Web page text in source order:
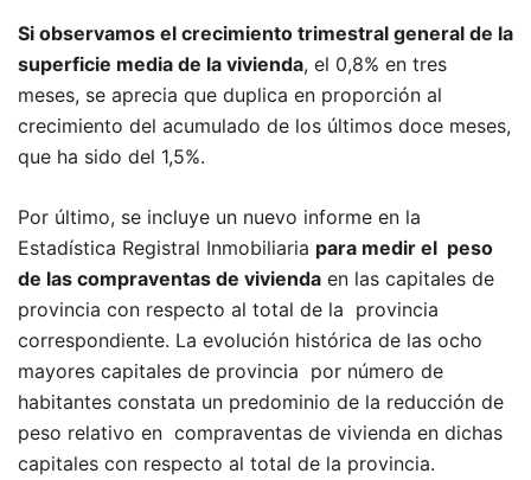
Si observamos el crecimiento trimestral general de la
superficie media de la vivienda, el 0,8% en tres
meses, se aprecia que duplica en proporción al
crecimiento del acumulado de los últimos doce meses,
que ha sido del 1,5%.
Por último, se incluye un nuevo informe en la
Estadística Registral Inmobiliaria para medir el peso
de las compraventas de vivienda en las capitales de
provincia con respecto al total de la provincia
correspondiente. La evolución histórica de las ocho
mayores capitales de provincia por número de
habitantes constata un predominio de la reducción de
peso relativo en compraventas de vivienda en dichas
capitales con respecto al total de la provincia.